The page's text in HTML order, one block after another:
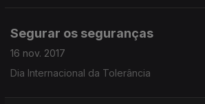
Segurar os seguranças
16 nov. 2017
Dia Internacional da Tolerância